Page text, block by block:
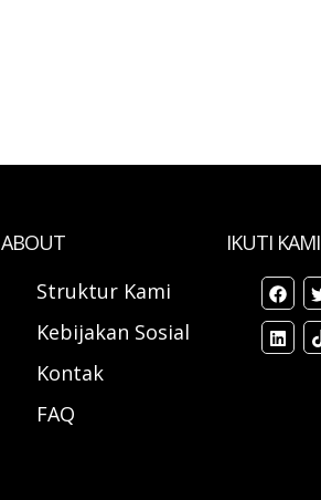
ABOUT
Struktur Kami
Kebijakan Sosial
Kontak
FAQ
IKUTI KAMI